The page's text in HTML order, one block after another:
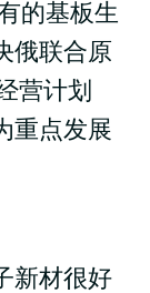
的基板生
俄联合原
营计划
重点发展
新材很好